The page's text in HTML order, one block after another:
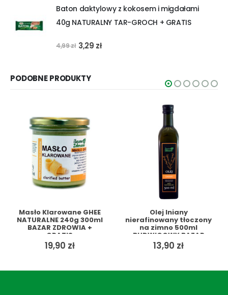
wynosiła:
13,90 zł.
wynosi:
9,99 zł.
Baton daktylowy z kokosem i migdałami
40g NATURALNY TAR-GROCH + GRATIS
4,99zł Pierwotna
4,99 zł.
3,29 złAktualna
PODOBNE PRODUKTY
Masło Klarowane GHEE
NATURALNE 240g 300ml
BAZAR ZDROWIA +
GRATIS
19,90 zł
Olej lniany
nierafinowany tłoczony
na zimno 500ml
BUDWIGOWY BAZAR
ZDROWIA + GRATIS
13,90 zł